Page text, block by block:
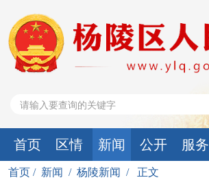
首页 区情 新闻 公开 服务
首页 / 新闻 / 杨陵新闻 / 正文